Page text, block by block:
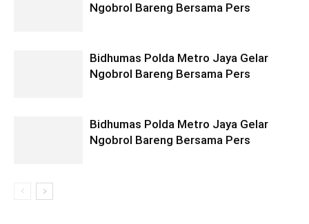
Ngobrol Bareng Bersama Pers
Bidhumas Polda Metro Jaya Gelar
Ngobrol Bareng Bersama Pers
Bidhumas Polda Metro Jaya Gelar
Ngobrol Bareng Bersama Pers